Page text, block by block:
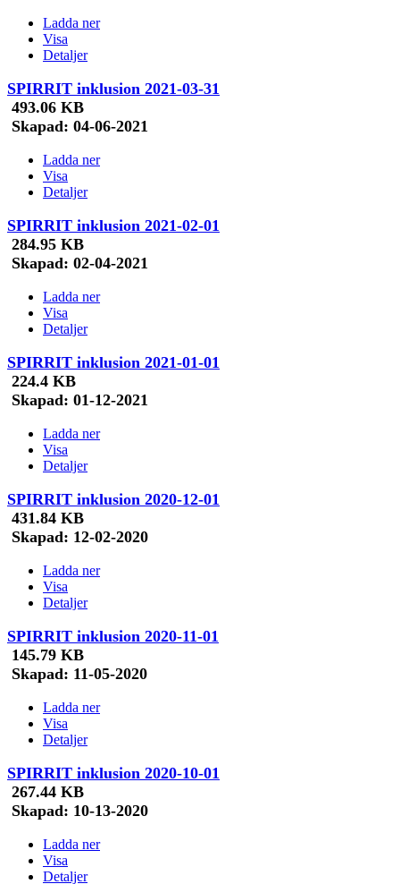
Ladda ner
Visa
Detaljer
SPIRRIT inklusion 2021-03-31
493.06 KB
Skapad: 04-06-2021
Ladda ner
Visa
Detaljer
SPIRRIT inklusion 2021-02-01
284.95 KB
Skapad: 02-04-2021
Ladda ner
Visa
Detaljer
SPIRRIT inklusion 2021-01-01
224.4 KB
Skapad: 01-12-2021
Ladda ner
Visa
Detaljer
SPIRRIT inklusion 2020-12-01
431.84 KB
Skapad: 12-02-2020
Ladda ner
Visa
Detaljer
SPIRRIT inklusion 2020-11-01
145.79 KB
Skapad: 11-05-2020
Ladda ner
Visa
Detaljer
SPIRRIT inklusion 2020-10-01
267.44 KB
Skapad: 10-13-2020
Ladda ner
Visa
Detaljer